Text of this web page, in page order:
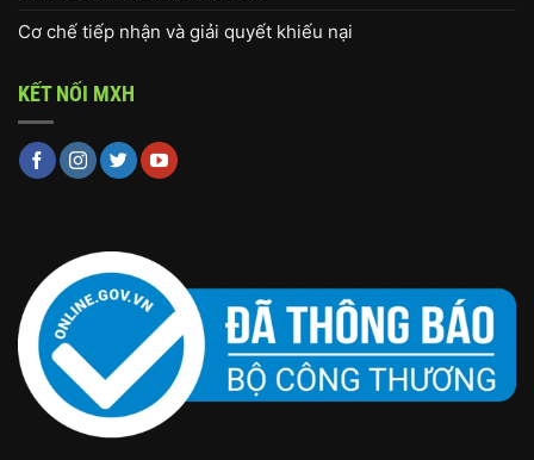
Cơ chế tiếp nhận và giải quyết khiếu nại
KẾT NỐI MXH